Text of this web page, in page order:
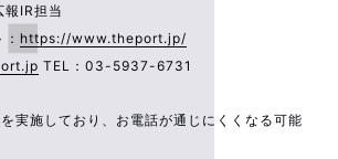
IR担当
https://www.theport.jp/
TEL：03-5937-6731
実施しており、お電話が通じにくくなる可能